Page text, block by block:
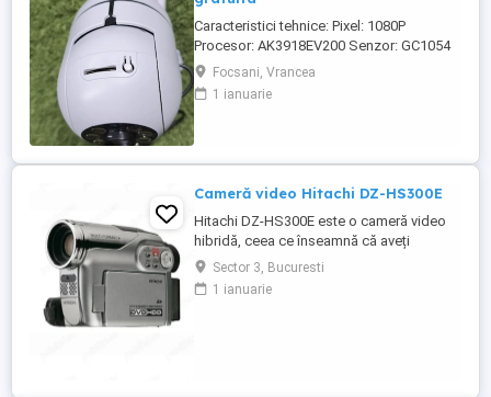
Caracteristici tehnice: Pixel: 1080P
Procesor: AK3918EV200 Senzor: GC1054
Numar de lentile: 3,6 mm Sistem de
operare: sistem de operare Linux integrat
Format video: PAL NTSC Procesare video:
la hotspot AP, fara video de retea Viziune
Focsani, Vrancea
1 ianuarie
Cameră video Hitachi DZ-HS300E
Hitachi DZ-HS300E este o cameră video
hibridă, ceea ce înseamnă că aveți
opțiunea de a înregistra pe Mini DV,
precum și pe hard disk. Caracteristici: Slot
pentru card SD Zoom digital 1200x Ecran
Sector 3, Bucuresti
1 ianuarie